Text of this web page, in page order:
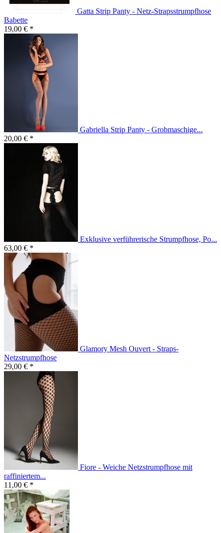
Gatta Strip Panty - Netz-Strapsstrumpfhose
Babette
19,00 € *
Gabriella Strip Panty - Grobmaschige...
20,00 € *
Exklusive verführerische Strumpfhose, Po...
63,00 € *
Glamory Mesh Ouvert - Straps-
Netzstrumpfhose
29,00 € *
Fiore - Weiche Netzstrumpfhose mit
raffiniertem...
11,00 € *